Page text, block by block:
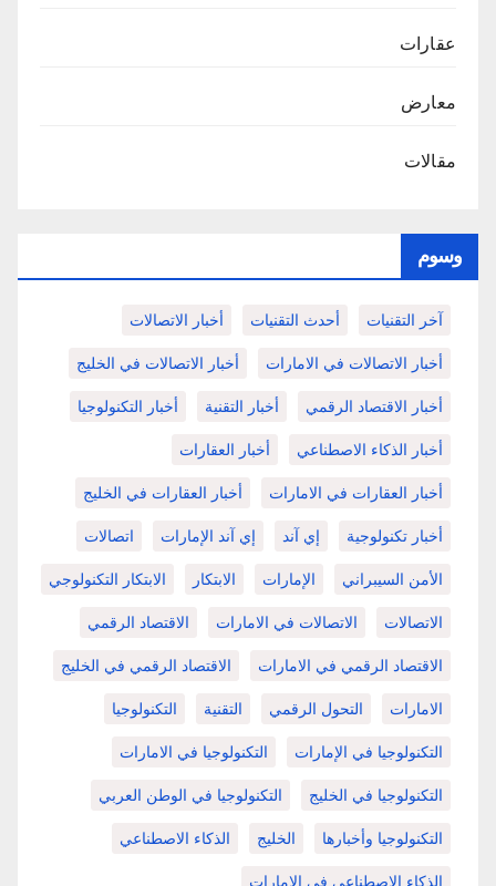
عقارات
معارض
مقالات
وسوم
آخر التقنيات أحدث التقنيات أخبار الاتصالات
أخبار الاتصالات في الامارات أخبار الاتصالات في الخليج
أخبار الاقتصاد الرقمي أخبار التقنية أخبار التكنولوجيا
أخبار الذكاء الاصطناعي أخبار العقارات
أخبار العقارات في الامارات أخبار العقارات في الخليج
أخبار تكنولوجية إي آند إي آند الإمارات اتصالات
الأمن السيبراني الإمارات الابتكار الابتكار التكنولوجي
الاتصالات الاتصالات في الامارات الاقتصاد الرقمي
الاقتصاد الرقمي في الامارات الاقتصاد الرقمي في الخليج
الامارات التحول الرقمي التقنية التكنولوجيا
التكنولوجيا في الإمارات التكنولوجيا في الامارات
التكنولوجيا في الخليج التكنولوجيا في الوطن العربي
التكنولوجيا وأخبارها الخليج الذكاء الاصطناعي
الذكاء الاصطناعي في الامارات